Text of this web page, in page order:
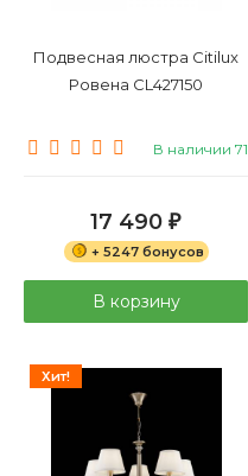
Подвесная люстра Citilux
Ровена CL427150
В наличии 71
17 490 ₽
+ 5247 бонусов
В корзину
Хит!